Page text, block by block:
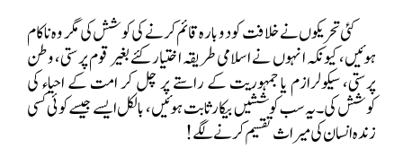
کئی تحریکوں نے خلافت کو دوبارہ قائم کرنے کی کوشش کی مگر وہ ناکام
ہوئیں، کیونکہ انہوں نے اسلامی طریقہ اختیار کئے بغیر قوم پرستی، وطن
پرستی، سیکولرازم یا جمہوریت کے راستے پر چل کر امت کے احیاء کی
کوشش کی۔ یہ سب کوششیں بیکار ثابت ہوئیں، بالکل ایسے جیسے کوئی کسی
زندہ انسان کی میراث تقسیم کرنے لگے!